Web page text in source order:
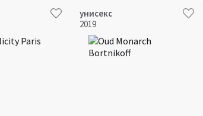
унисекс
2019